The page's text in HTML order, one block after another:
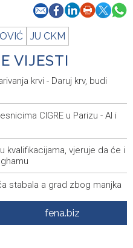
JU CKM
VIJESTI
krvi - Daruj krv, budi
CIGRE u Parizu - AI i
kvalifikacijama, vjeruje da će i
stabala a grad zbog manjka
o povučenom i
u 40 kontrola
fena.biz